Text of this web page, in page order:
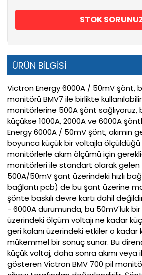
STOK
ÜRÜN BİLGİSİ
Victron Energy 6000A / 50mV şönt,
monitörü BMV7 ile birlikte
monitörlerine 500A şönt sağlıyoruz,
küçükse 1000A, 2000A ve 6000A
Energy 6000A / 50mV şönt, akımın
boyunca küçük bir voltajla
monitörlerle akım ölçümü için
monitörleri ile standart olarak
500A/50mV şant üzerindeki hızlı
bağlantı pcb) de bu şant üzerine
şönte baskılı devre kartı dahil
- 6000A durumunda, bu 50mV'luk bir
üzerindeki ölçüm voltajı ne kadar
geri kalanı üzerindeki etkiler o kadar
mükemmel bir sonuç sunar. Bu
küçük voltaj, daha sonra akımı veya
gösteren Victron BMV 700 pil